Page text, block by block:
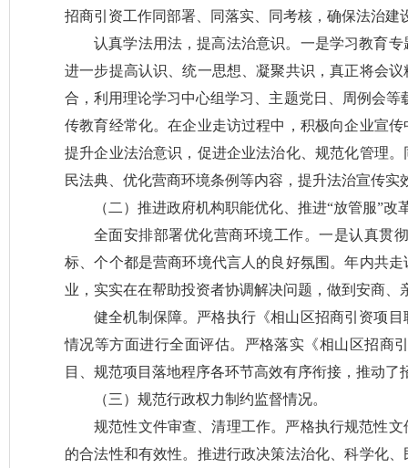
招商引资工作同部署、同落实、同考核，确保法治建
认真学法用法，提高法治意识。一是学习教育
进一步提高认识、统一思想、凝聚共识，真正将会
合，利用理论学习中心组学习、主题党日、周例会
传教育经常化。在企业走访过程中，积极向企业宣
提升企业法治意识，促进企业法治化、规范化管理
民法典、优化营商环境条例等内容，提升法治宣传实
（二）推进政府机构职能优化、推进“放管服”
全面安排部署优化营商环境工作。一是认真贯
标、个个都是营商环境代言人的良好氛围。年内共
业，实实在在帮助投资者协调解决问题，做到安商、
健全机制保障。严格执行《相山区招商引资项
情况等方面进行全面评估。严格落实《相山区招商
目、规范项目落地程序各环节高效有序衔接，推动
（三）规范行政权力制约监督情况。
规范性文件审查、清理工作。严格执行规范性
的合法性和有效性。推进行政决策法治化、科学化